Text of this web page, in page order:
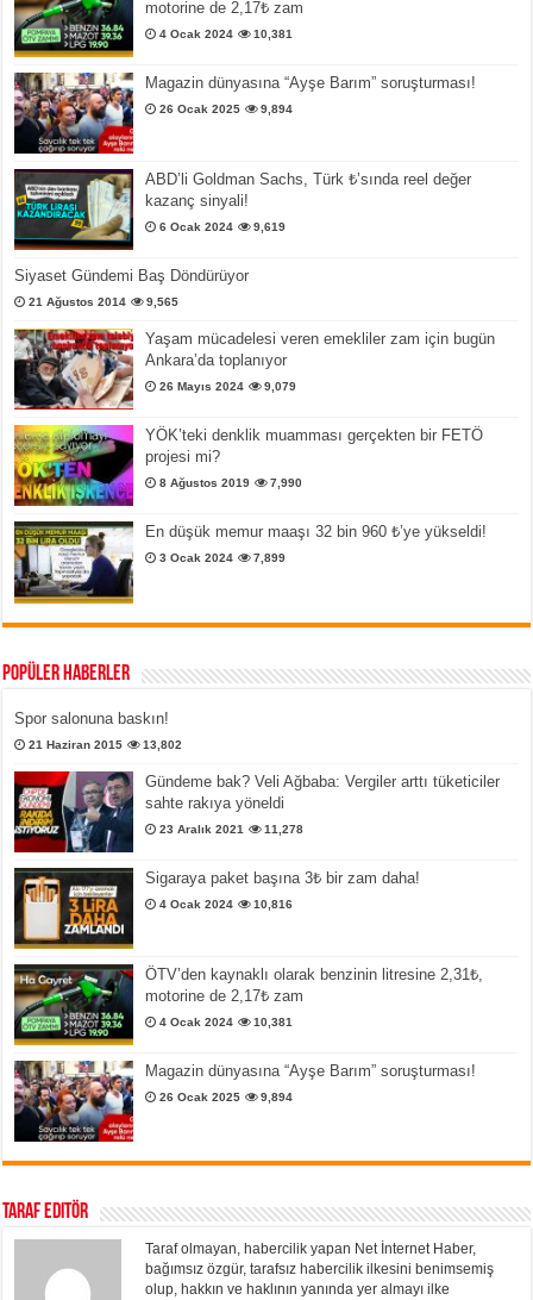
motorine de 2,17₺ zam
4 Ocak 2024 10,381
Magazin dünyasına “Ayşe Barım” soruşturması!
26 Ocak 2025 9,894
ABD’li Goldman Sachs, Türk ₺’sında reel değer
kazanç sinyali!
6 Ocak 2024 9,619
Siyaset Gündemi Baş Döndürüyor
21 Ağustos 2014 9,565
Yaşam mücadelesi veren emekliler zam için bugün
Ankara’da toplanıyor
26 Mayıs 2024 9,079
YÖK’teki denklik muamması gerçekten bir FETÖ
projesi mi?
8 Ağustos 2019 7,990
En düşük memur maaşı 32 bin 960 ₺’ye yükseldi!
3 Ocak 2024 7,899
Popüler Haberler
Spor salonuna baskın!
21 Haziran 2015 13,802
Gündeme bak? Veli Ağbaba: Vergiler arttı tüketiciler
sahte rakıya yöneldi
23 Aralık 2021 11,278
Sigaraya paket başına 3₺ bir zam daha!
4 Ocak 2024 10,816
ÖTV’den kaynaklı olarak benzinin litresine 2,31₺,
motorine de 2,17₺ zam
4 Ocak 2024 10,381
Magazin dünyasına “Ayşe Barım” soruşturması!
26 Ocak 2025 9,894
Taraf Editör
Taraf olmayan, habercilik yapan Net İnternet Haber,
bağımsız özgür, tarafsız habercilik ilkesini benimsemiş
olup, hakkın ve haklının yanında yer almayı ilke